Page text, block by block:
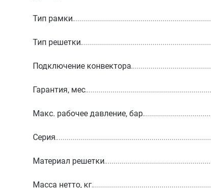
Тип рамки
Тип решетки
Подключение конвектора
Гарантия, мес
Макс. рабочее давление, бар
Серия
Материал решетки
Масса нетто, кг